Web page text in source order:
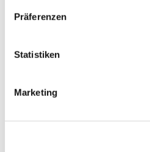
Präferenzen
Statistiken
Marketing
PLANUNG/